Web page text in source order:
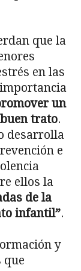
que la
en las
un
trato.
desarrolla
e
ellos la
de la
infantil”.
y
que